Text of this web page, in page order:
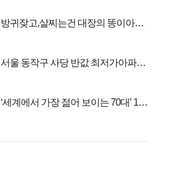
방귀잦고,살찌는건 대장의 똥이아니
서울 동작구 사당 반값 최저가아파트
‘세계에서 가장 젊어 보이는 70대’ 1위